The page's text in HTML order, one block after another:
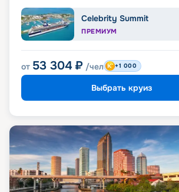
Celebrity Summit
ПРЕМИУМ
от 53 304 ₽ /чел +1 000
Выбрать круиз